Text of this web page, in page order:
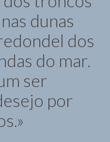
dunas
dos
do mar.
ser
por